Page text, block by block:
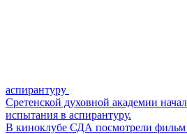
аспирантуру
Сретенской духовной академии
испытания в аспирантуру.
В киноклубе СДА посмотрели фильм